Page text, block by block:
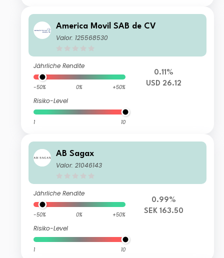
America Movil SAB de CV
Valor: 125568530
Jährliche Rendite
-50% 0% +50%
Risiko-Level
1 10
0.11%
USD 26.12
AB Sagax
Valor: 21046143
Jährliche Rendite
-50% 0% +50%
Risiko-Level
1 10
0.99%
SEK 163.50